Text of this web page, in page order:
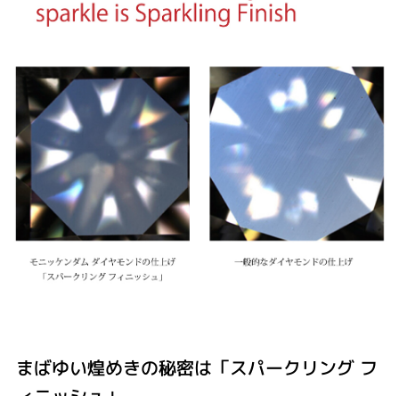
まばゆい煌めきの秘密は「スパークリング フ